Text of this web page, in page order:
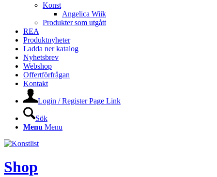
Konst
Angelica Wiik
Produkter som utgått
REA
Produktnyheter
Ladda ner katalog
Nyhetsbrev
Webshop
Offertförfrågan
Kontakt
Login / Register Page Link
Sök
Menu Menu
Shop